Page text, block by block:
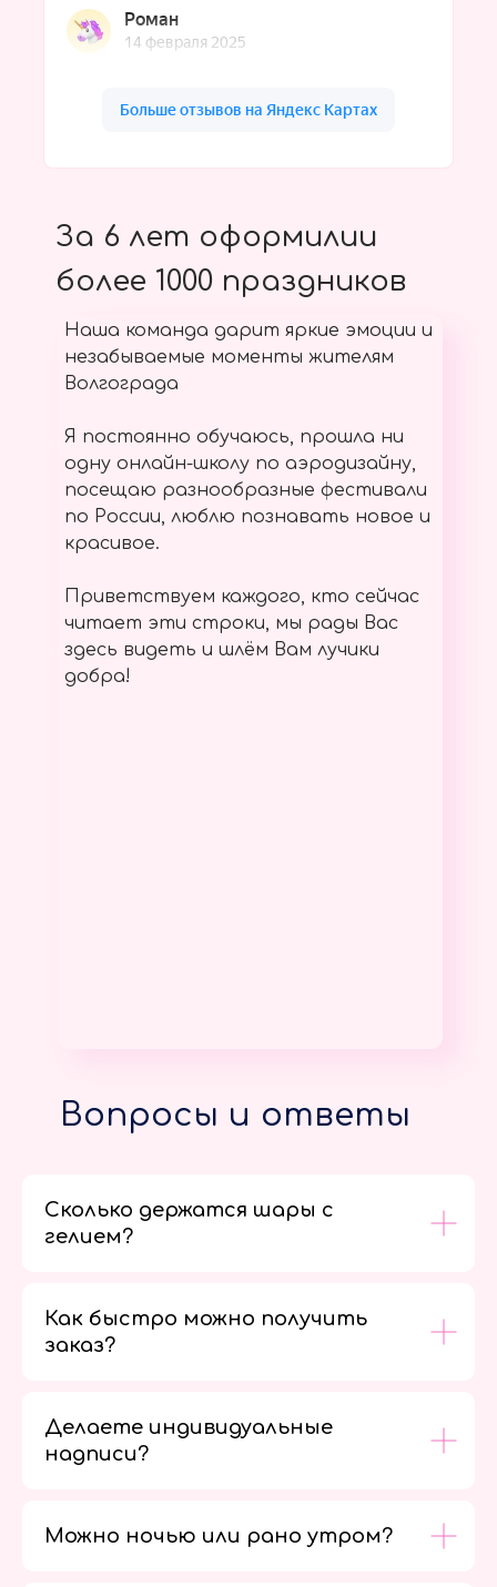
За 6 лет оформилии
более 1000 праздников
Наша команда дарит яркие эмоции и
незабываемые моменты жителям
Волгограда
Я постоянно обучаюсь, прошла ни
одну онлайн-школу по аэродизайну,
посещаю разнообразные фестивали
по России, люблю познавать новое и
красивое.
Приветствуем каждого, кто сейчас
читает эти строки, мы рады Вас
здесь видеть и шлём Вам лучики
добра!
Вопросы и ответы
Сколько держатся шары с
гелием?
Как быстро можно получить
заказ?
Делаете индивидуальные
надписи?
Можно ночью или рано утром?